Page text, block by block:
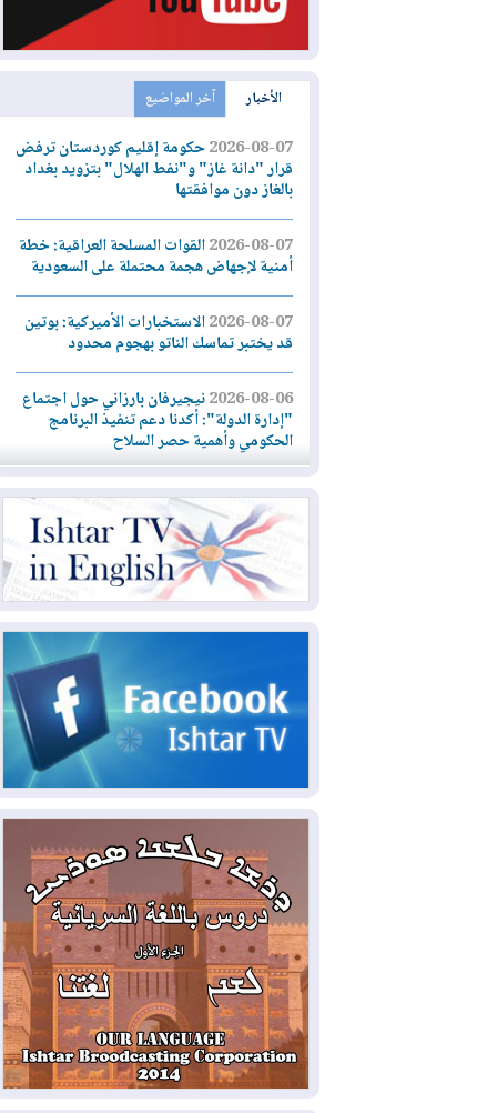
الأخبار آخر المواضيع
2026-08-07حكومة إقليم كوردستان ترفض
قرار "دانة غاز" و"نفط الهلال" بتزويد بغداد
بالغاز دون موافقتها
2026-08-07القوات المسلحة العراقية: خطة
أمنية لإجهاض هجمة محتملة على السعودية
2026-08-07الاستخبارات الأميركية: بوتين
قد يختبر تماسك الناتو بهجوم محدود
2026-08-06نيجيرفان بارزاني حول اجتماع
"إدارة الدولة": أكدنا دعم تنفيذ البرنامج
الحكومي وأهمية حصر السلاح
2026-08-06ائتلاف ادارة الدولة: من
يقومون بسلوك يهدد امن البلاد خارجون عن
القانون يجب محاربتهم
2026-08-06بعد هجومين قرب باب المندب..
الأحمر
2026-08-06مئات القاصرين بلا مأوى.. أزمة
سبتة تتصاعد وتضغط على مدريد
لمدة عام.. بدء توريد 100
مليون قدم مكعب يومياً من غاز كورمور في
إقليم كوردستان إلى وزارة الكهرباء العراقية
2026-08-05
15كارثة بيئية ومناخية ترسم
ملامح أخطر التحديات التي تواجه العراق
اليوم
2026-08-05
حرائق فرنسا.. توقيف 402
شخص بينهم 156 قاصرا منذ بداية موسم
الحرائق
2026-08-04سومو: إنتاج النفط في إقليم
كوردستان انخفض إلى أقل من 10%